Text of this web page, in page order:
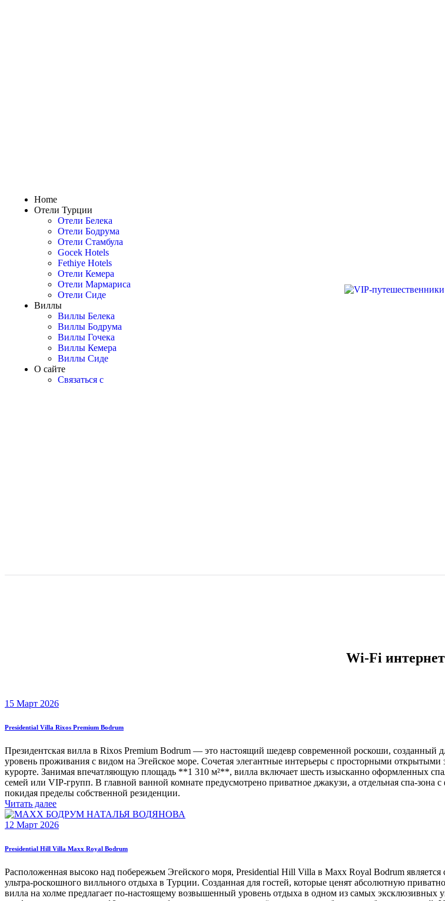
Home
Отели Турции
Отели Белека
Отели Бодрума
Отели Стамбула
Gocek Hotels
Fethiye Hotels
Отели Кемера
Отели Мармариса
Отели Сиде
Виллы
Виллы Белека
Виллы Бодрума
Виллы Гочека
Виллы Кемера
Виллы Сиде
О сайте
Связаться с
Wi-Fi интернет
15 Март 2026
Presidential Villa Rixos Premium Bodrum
Президентская вилла в Rixos Premium Bodrum — это настоящий шедевр современной роскоши, созданный
уровень проживания с видом на Эгейское море. Сочетая элегантные интерьеры с просторными открытыми
курорте. Занимая впечатляющую площадь **1 310 м²**, вилла включает шесть изысканно оформленных
семей или VIP-групп. В главной ванной комнате предусмотрено приватное джакузи, а отдельная спа-зона
покидая пределы собственной резиденции.
Читать далее
12 Март 2026
Presidential Hill Villa Maxx Royal Bodrum
Расположенная высоко над побережьем Эгейского моря, Presidential Hill Villa в Maxx Royal Bodrum
ультра-роскошного вилльного отдыха в Турции. Созданная для гостей, которые ценят абсолютную
вилла на холме предлагает по-настоящему возвышенный уровень отдыха в одном из самых